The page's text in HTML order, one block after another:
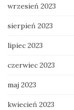
wrzesień 2023
sierpień 2023
lipiec 2023
czerwiec 2023
maj 2023
kwiecień 2023